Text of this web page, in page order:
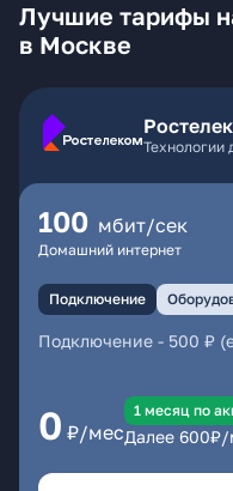
Лучшие тарифы
в Москве
Технологии
100 мбит/сек
Домашний интернет
Подключение
Подключение - 500 ₽
0 ₽/мес
1 месяц по
Далее 600₽/